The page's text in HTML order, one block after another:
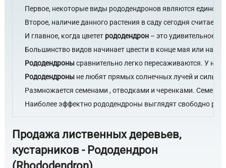
Первое, некоторые виды рододендронов являются
Второе, наличие данного растения в саду сегодня
И главное, когда цветет рододендрон – это удивительное
Большинство видов начинает цвести в конце мая или
Рододендронысравнительно легко пересаживаются. У
Рододендроны не любят прямых солнечных лучей и
Размножается семенами , отводками и черенками.
Наиболее эффектно рододендроны выглядят свободно
Продажа лиственных деревьев,
кустарников - Рододендрон